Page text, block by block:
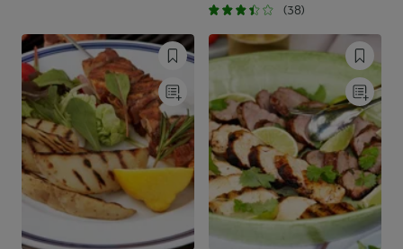
(38)